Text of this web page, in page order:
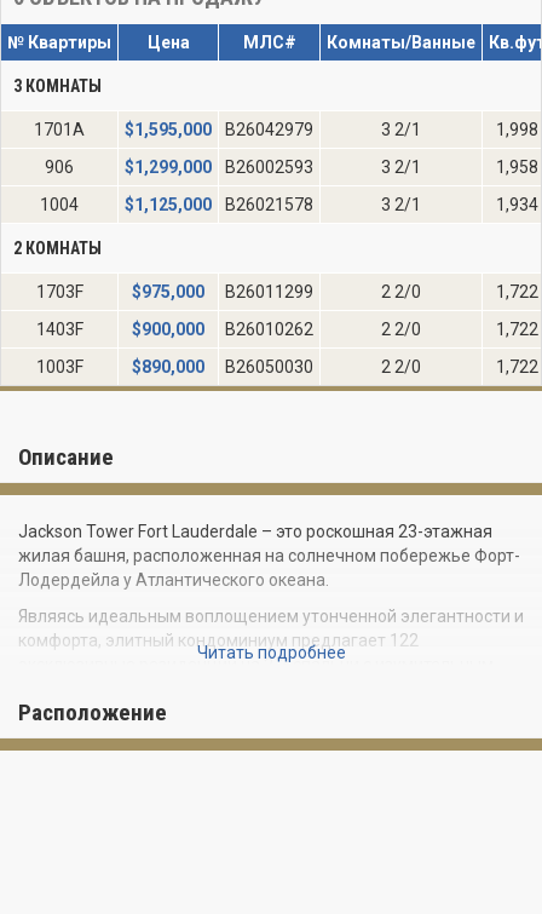
№ Квартиры Цена МЛС# Комнаты/Ванные
3 КОМНАТЫ
1701A $1,595,000 B26042979 3 2/1
1,998
906
$1,299,000 B26002593 3 2/1
1,958
1004
$1,125,000 B26021578 3 2/1 1,934
2 КОМНАТЫ
1703F $975,000 B26011299 2 2/0
1,722
1403F
$900,000 B26010262 2 2/0
1,722
1003F
$890,000 B26050030 2 2/0 1,722
Описание
Jackson Tower Fort Lauderdale – это роскошная 23-этажная
жилая башня, расположенная на солнечном побережье Форт-
Лодердейла у Атлантического океана.
Являясь идеальным воплощением утонченной элегантности и
комфорта, элитный кондоминиум предлагает 122
эксклюзивные резиденции на 2-3 спальни с изумительным
Большие панорамные окна, раздвижные стеклянные двери и
обширные террасы в средиземноморском стиле позволяют
Читать подробнее
Расположение